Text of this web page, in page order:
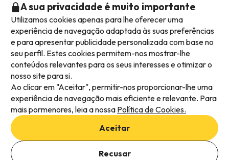
Métodos de pagamento disponíveis
Termos e condições gerais
Privacidade dos dados
Política de cookies
A sua privacidade é muito importante
Utilizamos cookies apenas para lhe oferecer uma
experiência de navegação adaptada às suas preferências
e para apresentar publicidade personalizada com base no
seu perfil. Estes cookies permitem-nos mostrar-lhe
conteúdos relevantes para os seus interesses e otimizar o
nosso site para si.
Ao clicar em "Aceitar", permitir-nos proporcionar-lhe uma
experiência de navegação mais eficiente e relevante. Para
mais pormenores, leia a nossa Política de Cookies.
Aceitar
Recusar